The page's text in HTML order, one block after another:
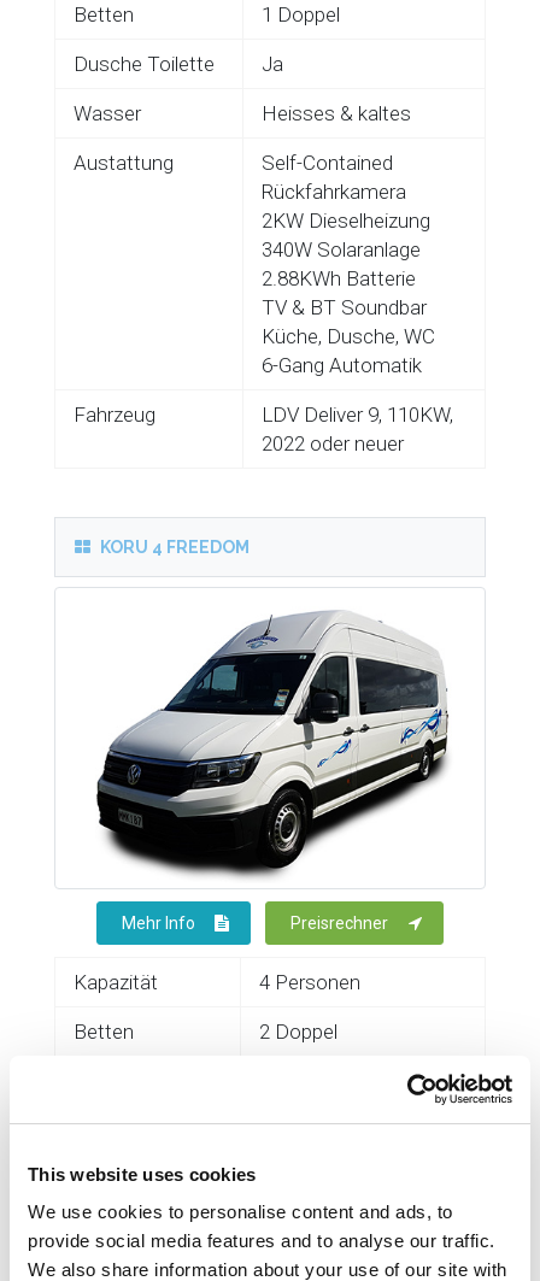
This website uses cookies
We use cookies to personalise content and ads, to
provide social media features and to analyse our traffic.
We also share information about your use of our site with
Betten 1 Doppel
Dusche Toilette Ja
Wasser Heisses & kaltes
Austattung
Self-Contained
Rückfahrkamera
2KW Dieselheizung
340W Solaranlage
2.88KWh Batterie
TV & BT Soundbar
Küche, Dusche, WC
6-Gang Automatik
Fahrzeug
LDV Deliver 9, 110KW,
2022 oder neuer
KORU 4 FREEDOM
Mehr Info Preisrechner
Kapazität 4 Personen
Betten 2 Doppel
Wasser Heisses & kaltes
Austattung
Rückfahrkamera
2kW Dieselheizung
280W Solaranlage